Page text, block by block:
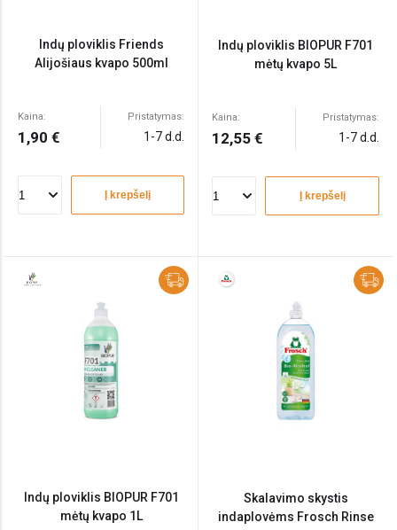
Indų ploviklis Friends
Alijošiaus kvapo 500ml
Kaina:
1,90 €
Pristatymas:
1-7 d.d.
Į krepšelį
Indų ploviklis BIOPUR F701
mėtų kvapo 5L
Kaina:
12,55 €
Pristatymas:
1-7 d.d.
Į krepšelį
Indų ploviklis BIOPUR F701
mėtų kvapo 1L
Skalavimo skystis
indaplovėms Frosch Rinse